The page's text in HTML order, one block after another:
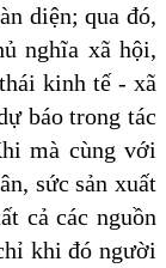
diện; qua đó,
nghĩa xã hội,
kinh tế - xã
báo trong tác
mà cùng với
sức sản xuất
cả các nguồn
khi đó người